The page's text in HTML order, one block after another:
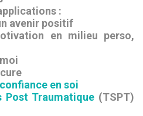
:
avenir positif
en milieu perso,
confiance en soi
Post Traumatique (TSPT)